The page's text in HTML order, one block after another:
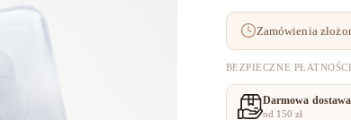
zdobień
jednym
rozmiarze
CLEAR
Naaily
Zamówienia
BEZPIECZNE PŁATNOŚCI
Darmowa dostawa
od 150 zł